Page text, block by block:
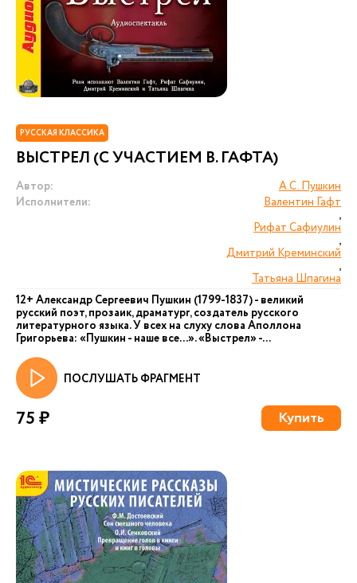
РУССКАЯ КЛАССИКА
ВЫСТРЕЛ (С УЧАСТИЕМ В. ГАФТА)
Автор:
А.С. Пушкин
Исполнители:
Валентин Гафт
,
Рифат Сафиулин
,
Дмитрий Креминский
,
Татьяна Шпагина
12+ Александр Сергеевич Пушкин (1799-1837) - великий
русский поэт, прозаик, драматург, создатель русского
литературного языка. У всех на слуху слова Аполлона
Григорьева: «Пушкин - наше все...». «Выстрел» -...
ПОСЛУШАТЬ ФРАГМЕНТ
75 ₽ Купить